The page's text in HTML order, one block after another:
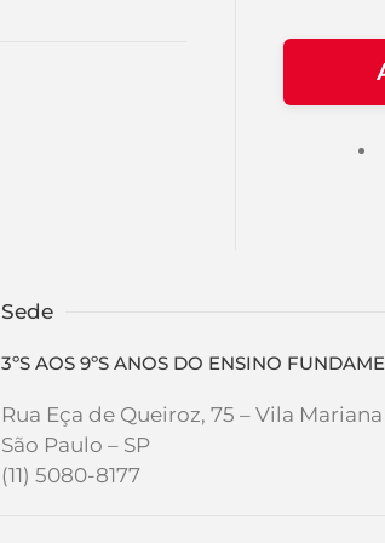
Sede
3ºS AOS 9ºS ANOS DO ENSINO
Rua Eça de Queiroz, 75 – Vila
São Paulo – SP
(11) 5080-8177